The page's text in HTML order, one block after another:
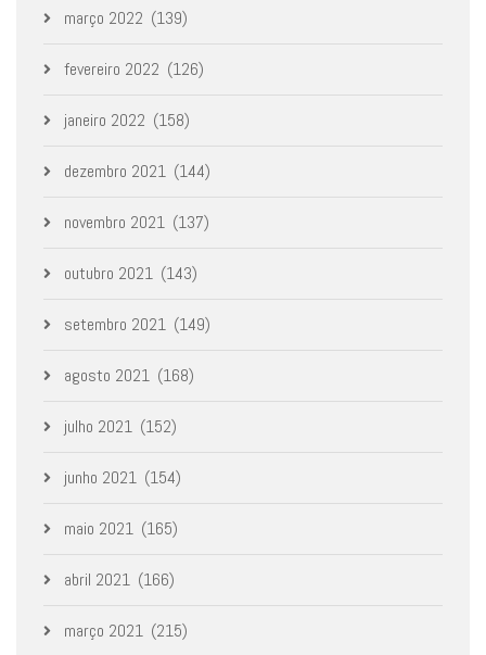
março 2022 (139)
fevereiro 2022 (126)
janeiro 2022 (158)
dezembro 2021 (144)
novembro 2021 (137)
outubro 2021 (143)
setembro 2021 (149)
agosto 2021 (168)
julho 2021 (152)
junho 2021 (154)
maio 2021 (165)
abril 2021 (166)
março 2021 (215)